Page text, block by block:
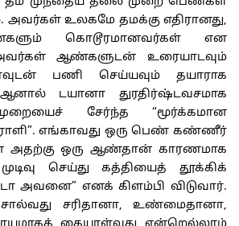
உலகமே தமக்கு எதிரானது,
கொடூரமானவர்கள் என
ஆண்களுடன் உரையாடவும்
பணி செய்யவும் தயாராக
ஆனால் டயானா துரதிர்ஷ்டவசமாக
சேர்ந்த “மூர்க்கமான
எங்காவது ஒரு பெண் கண்ணீர்
அதற்கு ஒரு ஆண்தான் காரணமாக
செய்து கத்தியைத் தூக்கிக்
அவனை” எனக் கிளம்பி விடுவார்.
சரிதானா, உண்மைதானா,